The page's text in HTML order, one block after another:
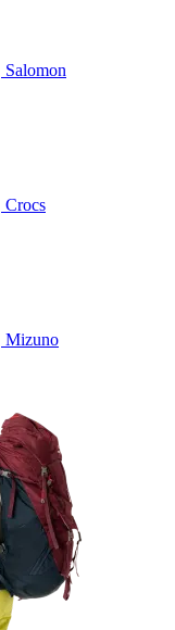
Salomon
Crocs
Mizuno